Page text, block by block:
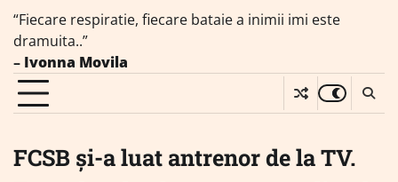
“Fiecare respiratie, fiecare bataie a inimii imi este
dramuita..”
– Ivonna Movila
FCSB și-a luat antrenor de la TV.